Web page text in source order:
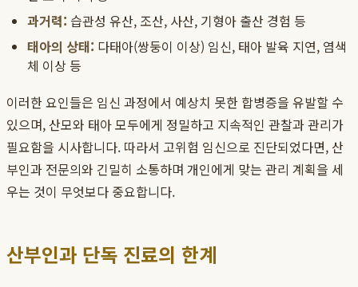
과거력: 습관성 유산, 조산, 사산, 기형아 출산 경험 등
태아의 상태: 다태아(쌍둥이 이상) 임신, 태아 발육 지연, 염색
체 이상 등
이러한 요인들은 임신 과정에서 예상치 못한 합병증을 유발할 수
있으며, 산모와 태아 모두에게 정밀하고 지속적인 관찰과 관리가
필요함을 시사합니다. 따라서 고위험 임신으로 진단되었다면, 산
부인과 전문의와 긴밀히 소통하며 개인에게 맞는 관리 계획을 세
우는 것이 무엇보다 중요합니다.
산부인과 단독 진료의 한계